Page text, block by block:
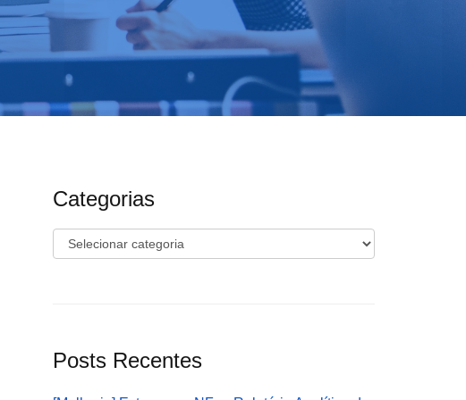
Categorias
Categorias
Posts Recentes